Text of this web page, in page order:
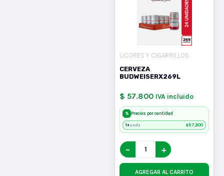
LICORES Y CIGARRILLOS
CERVEZA
BUDWEISERX269L
$ 57.800 IVA incluido
% Precios por cantidad
1+unds $57,800
− +
AGREGAR AL CARRITO